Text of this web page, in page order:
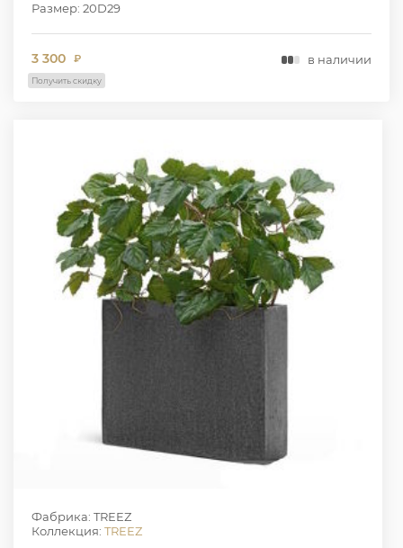
Размер: 20D29
3 300 ₽ в наличии
Получить скидку
Фабрика: TREEZ
Коллекция: TREEZ